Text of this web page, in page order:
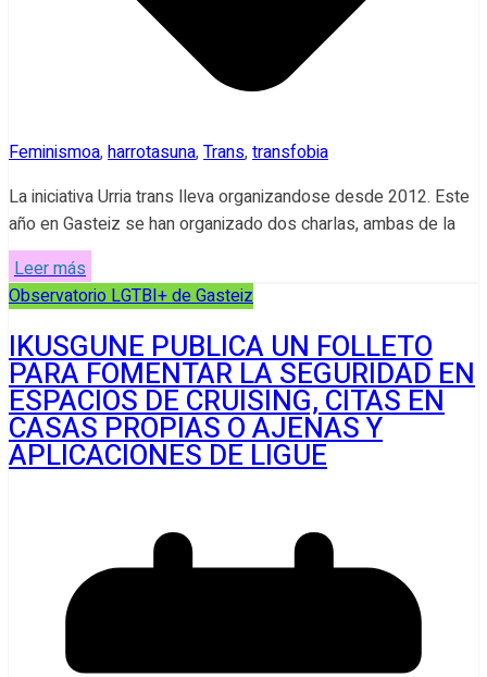
Feminismoa,harrotasuna,Trans,transfobia
La iniciativa Urria trans lleva organizandose desde 2012. Este
año en Gasteiz se han organizado dos charlas, ambas de la
Leer más
Observatorio LGTBI+ de Gasteiz
IKUSGUNE PUBLICA UN FOLLETO
PARA FOMENTAR LA SEGURIDAD EN
ESPACIOS DE CRUISING, CITAS EN
CASAS PROPIAS O AJENAS Y
APLICACIONES DE LIGUE